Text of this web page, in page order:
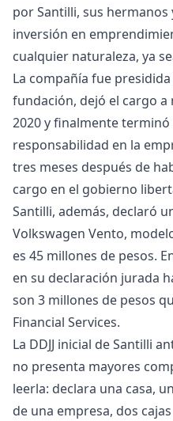
por Santilli, sus hermanos
inversión en
cualquier naturaleza, ya
La compañía fue
fundación, dejó el cargo a
2020 y finalmente
responsabilidad en la
tres meses después de
cargo en el gobierno
Santilli, además, declaró
Volkswagen Vento,
es 45 millones de pesos.
en su declaración jurada
son 3 millones de pesos
Financial Services.
La DDJJ inicial de Santilli
no presenta mayores
leerla: declara una casa,
de una empresa, dos